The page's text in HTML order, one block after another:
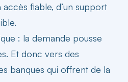
accès fiable, d’un support
: la demande pousse
Et donc vers des
banques qui offrent de la